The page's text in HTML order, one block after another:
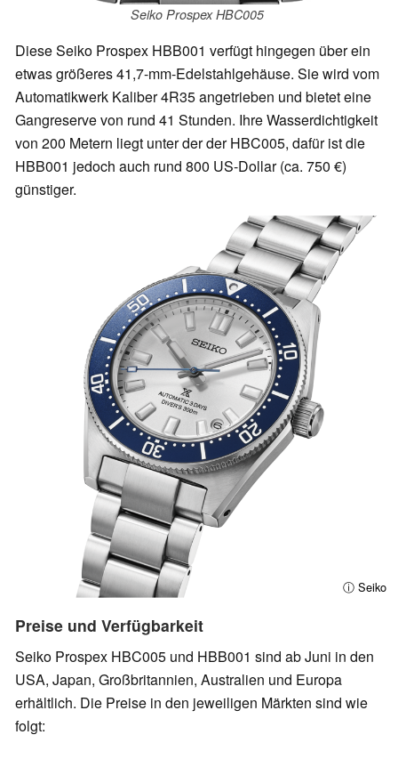
Seiko Prospex HBC005
Diese Seiko Prospex HBB001 verfügt hingegen über ein
etwas größeres 41,7-mm-Edelstahlgehäuse. Sie wird vom
Automatikwerk Kaliber 4R35 angetrieben und bietet eine
Gangreserve von rund 41 Stunden. Ihre Wasserdichtigkeit
von 200 Metern liegt unter der der HBC005, dafür ist die
HBB001 jedoch auch rund 800 US-Dollar (ca. 750 €)
günstiger.
ⓘ Seiko
Preise und Verfügbarkeit
Seiko Prospex HBC005 und HBB001 sind ab Juni in den
USA, Japan, Großbritannien, Australien und Europa
erhältlich. Die Preise in den jeweiligen Märkten sind wie
folgt: